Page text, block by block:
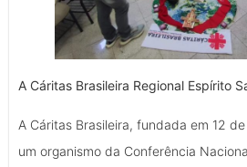
A Cáritas Brasileira Regional Espírito
A Cáritas Brasileira, fundada em 12
um organismo da Conferência